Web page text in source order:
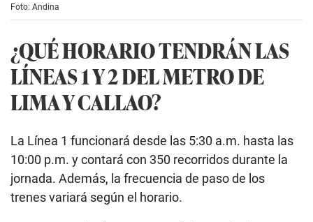
Foto: Andina
¿QUÉ HORARIO TENDRÁN LAS
LÍNEAS 1 Y 2 DEL METRO DE
LIMA Y CALLAO?
La Línea 1 funcionará desde las 5:30 a.m. hasta las
10:00 p.m. y contará con 350 recorridos durante la
jornada. Además, la frecuencia de paso de los
trenes variará según el horario.